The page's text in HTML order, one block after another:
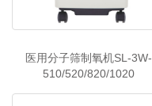
医用分子筛制氧机SL-3W-
510/520/820/1020